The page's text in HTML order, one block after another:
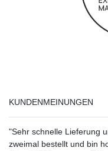
KUNDENMEINUNGEN
"Sehr schnelle Lieferung
zweimal bestellt und bin